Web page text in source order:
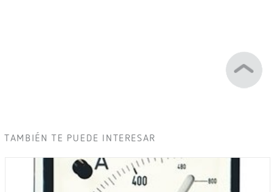
TAMBIÉN TE PUEDE INTERESAR